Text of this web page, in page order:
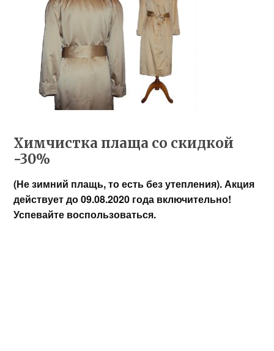
Химчистка плаща со скидкой
-30%
(Не зимний плащь, то есть без утепления). Акция
действует до 09.08.2020 года включительно!
Успевайте воспользоваться.